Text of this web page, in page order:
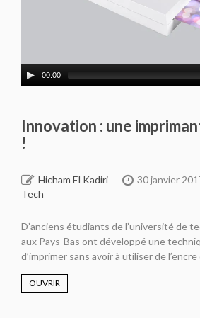
00:00
Innovation : une
!
Hicham El Kadiri 30 janvier
Tech
D’anciens étudiants de l’université de
aux Pays-Bas ont développé une
d’imprimer sans avoir à utiliser de
OUVRIR